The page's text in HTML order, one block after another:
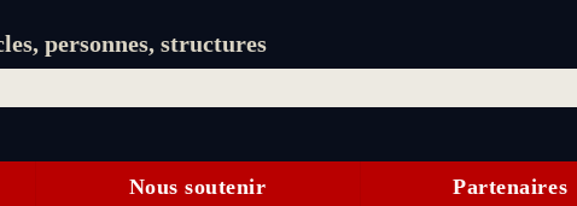
personnes, structures
Nous soutenir Partenaires